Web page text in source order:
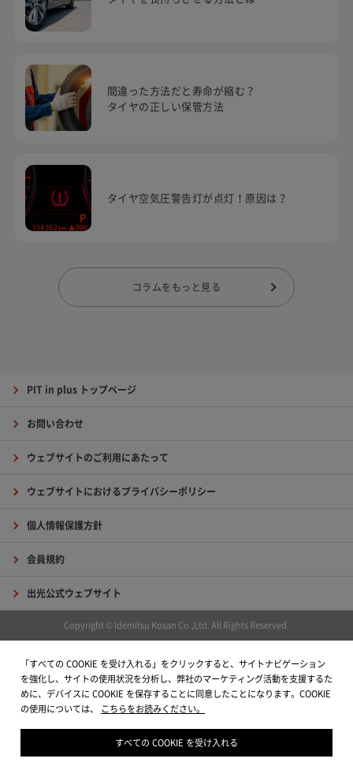
間違った方法だと寿命が縮む？
タイヤの正しい保管方法
タイヤ空気圧警告灯が点灯！原因は？
コラムをもっと見る
PIT in plus トップページ
お問い合わせ
ウェブサイトのご利用にあたって
ウェブサイトにおけるプライバシーポリシー
個人情報保護方針
会員規約
出光公式ウェブサイト
Copyright © Idemitsu Kosan Co.,Ltd. All Rights Reserved.
「すべての COOKIE を受け入れる」をクリックすると、サイトナビゲーション
を強化し、サイトの使用状況を分析し、弊社のマーケティング活動を支援するた
めに、デバイスに COOKIE を保存することに同意したことになります。COOKIE
の使用については、
こちらをお読みください。
すべての COOKIE を受け入れる